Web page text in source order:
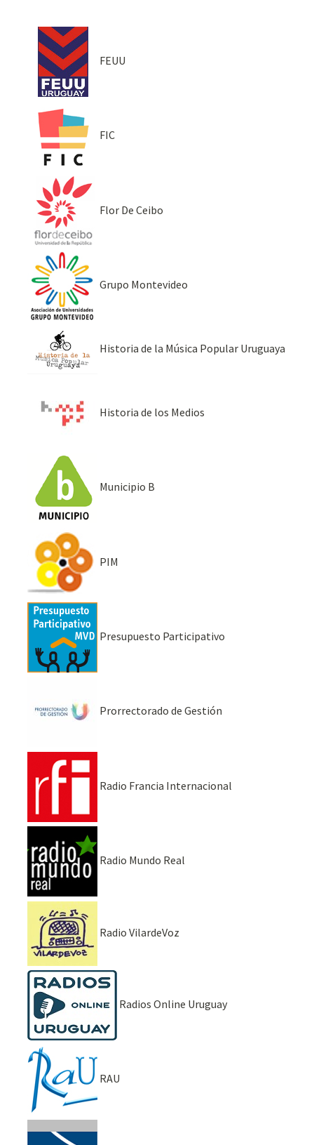
FEUU
FIC
Flor De Ceibo
Grupo Montevideo
Historia de la Música Popular Uruguaya
Historia de los Medios
Municipio B
PIM
Presupuesto Participativo
Prorrectorado de Gestión
Radio Francia Internacional
Radio Mundo Real
Radio VilardeVoz
Radios Online Uruguay
RAU